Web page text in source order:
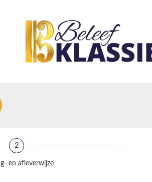
2
en afleverwijze